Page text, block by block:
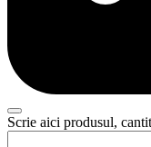
Scrie aici produsul,